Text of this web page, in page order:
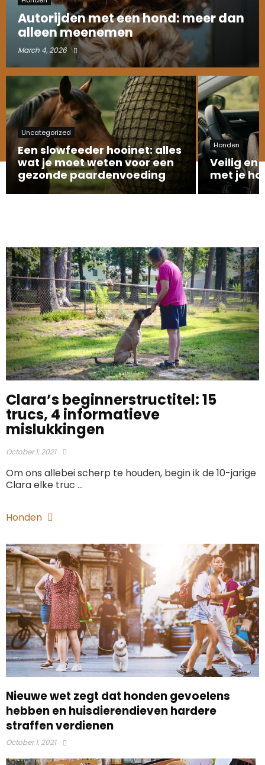
Autorijden met een hond: meer dan
alleen meenemen
March 4, 2026
Uncategorized
Een slowfeeder hooinet: alles
wat je moet weten voor een
gezonde paardenvoeding
Honden
Veilig en
met je
Clara’s beginnerstructitel: 15
trucs, 4 informatieve
mislukkingen
October 1, 2021
Om ons allebei scherp te houden, begin ik de 10-jarige
Clara elke truc ...
Honden
Nieuwe wet zegt dat honden gevoelens
hebben en huisdierendieven hardere
straffen verdienen
October 1, 2021